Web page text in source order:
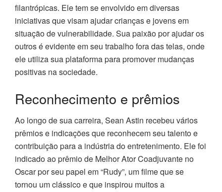
filantrópicas. Ele tem se envolvido em diversas
iniciativas que visam ajudar crianças e jovens em
situação de vulnerabilidade. Sua paixão por ajudar os
outros é evidente em seu trabalho fora das telas, onde
ele utiliza sua plataforma para promover mudanças
positivas na sociedade.
Reconhecimento e prêmios
Ao longo de sua carreira, Sean Astin recebeu vários
prêmios e indicações que reconhecem seu talento e
contribuição para a indústria do entretenimento. Ele foi
indicado ao prêmio de Melhor Ator Coadjuvante no
Oscar por seu papel em “Rudy”, um filme que se
tornou um clássico e que inspirou muitos a